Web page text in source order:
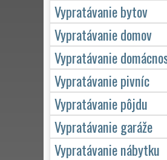
Vypratávanie bytov
Vypratávanie domov
Vypratávanie
Vypratávanie pivníc
Vypratávanie pôjdu
Vypratávanie garáže
Vypratávanie nábytku